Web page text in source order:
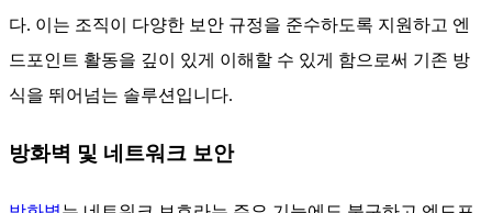
다. 이는 조직이 다양한 보안 규정을 준수하도록 지원하고 엔
드포인트 활동을 깊이 있게 이해할 수 있게 함으로써 기존 방
식을 뛰어넘는 솔루션입니다.
방화벽 및 네트워크 보안